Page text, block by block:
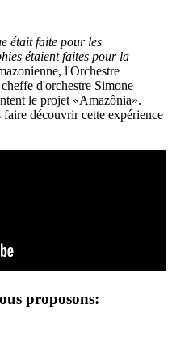
était faite pour les
étaient faites pour la
l'Orchestre
d'orchestre Simone
le projet «Amazônia».
découvrir cette expérience
proposons: